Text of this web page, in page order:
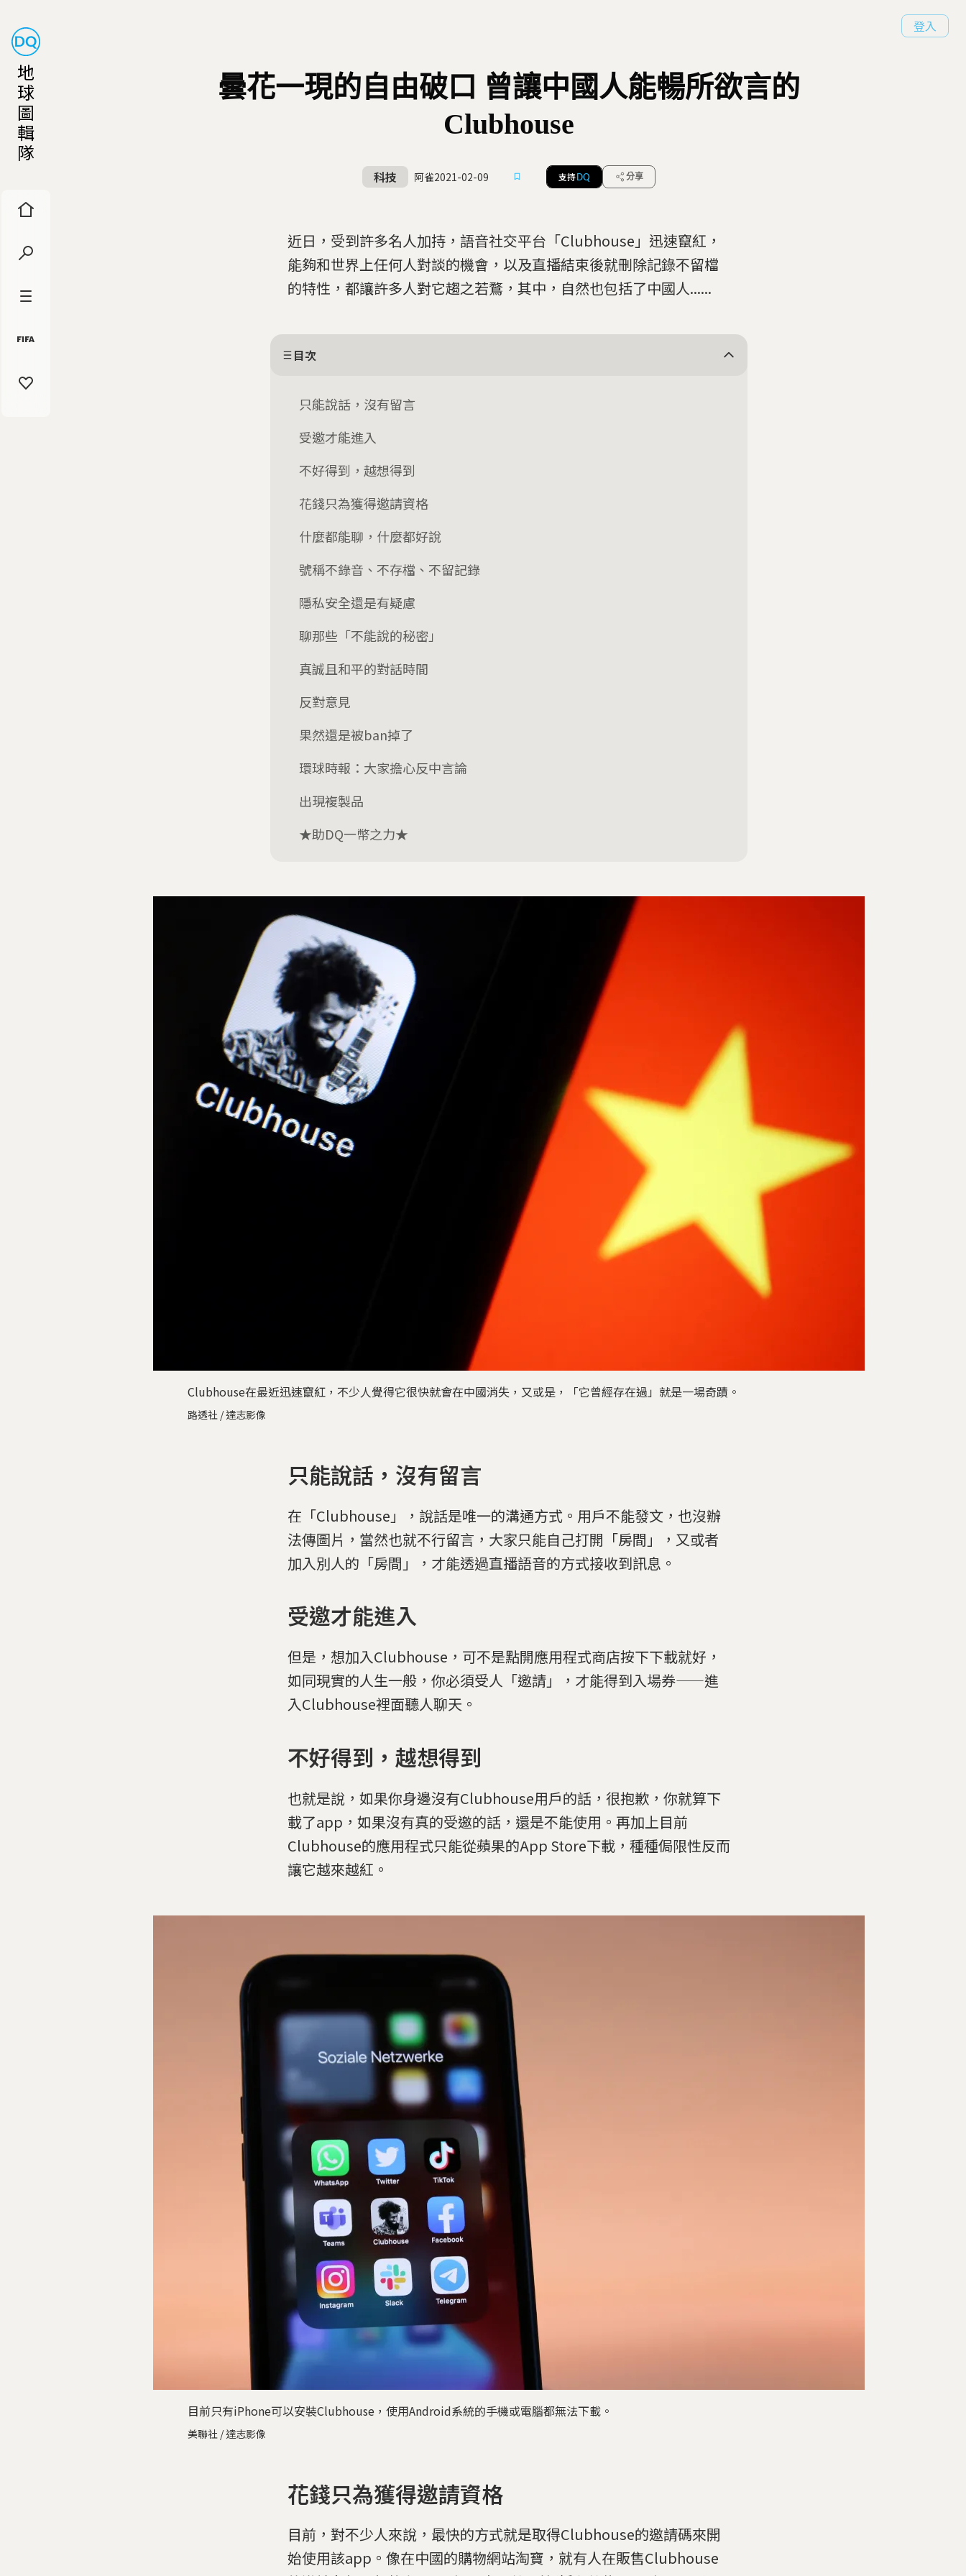
地
球
圖
輯
隊
登入
曇花一現的自由破口 曾讓中國人能暢所欲言的
Clubhouse
科技 阿雀2021-02-09 支持 DQ 分享
近日，受到許多名人加持，語音社交平台「Clubhouse」迅速竄紅，
能夠和世界上任何人對談的機會，以及直播結束後就刪除記錄不留檔
的特性，都讓許多人對它趨之若鶩，其中，自然也包括了中國人......
目次
只能說話，沒有留言
受邀才能進入
不好得到，越想得到
花錢只為獲得邀請資格
什麼都能聊，什麼都好說
號稱不錄音、不存檔、不留記錄
隱私安全還是有疑慮
聊那些「不能說的秘密」
真誠且和平的對話時間
反對意見
果然還是被ban掉了
環球時報：大家擔心反中言論
出現複製品
★助DQ一幣之力★
Clubhouse在最近迅速竄紅，不少人覺得它很快就會在中國消失，又或是，「它曾經存在過」就是一場奇蹟。
路透社 / 達志影像
只能說話，沒有留言
在「Clubhouse」，說話是唯一的溝通方式。用戶不能發文，也沒辦
法傳圖片，當然也就不行留言，大家只能自己打開「房間」，又或者
加入別人的「房間」，才能透過直播語音的方式接收到訊息。
受邀才能進入
但是，想加入Clubhouse，可不是點開應用程式商店按下下載就好，
如同現實的人生一般，你必須受人「邀請」，才能得到入場券——進
入Clubhouse裡面聽人聊天。
不好得到，越想得到
也就是說，如果你身邊沒有Clubhouse用戶的話，很抱歉，你就算下
載了app，如果沒有真的受邀的話，還是不能使用。再加上目前
Clubhouse的應用程式只能從蘋果的App Store下載，種種侷限性反而
讓它越來越紅。
目前只有iPhone可以安裝Clubhouse，使用Android系統的手機或電腦都無法下載。
美聯社 / 達志影像
花錢只為獲得邀請資格
目前，對不少人來說，最快的方式就是取得Clubhouse的邀請碼來開
始使用該app。像在中國的購物網站淘寶，就有人在販售Clubhouse